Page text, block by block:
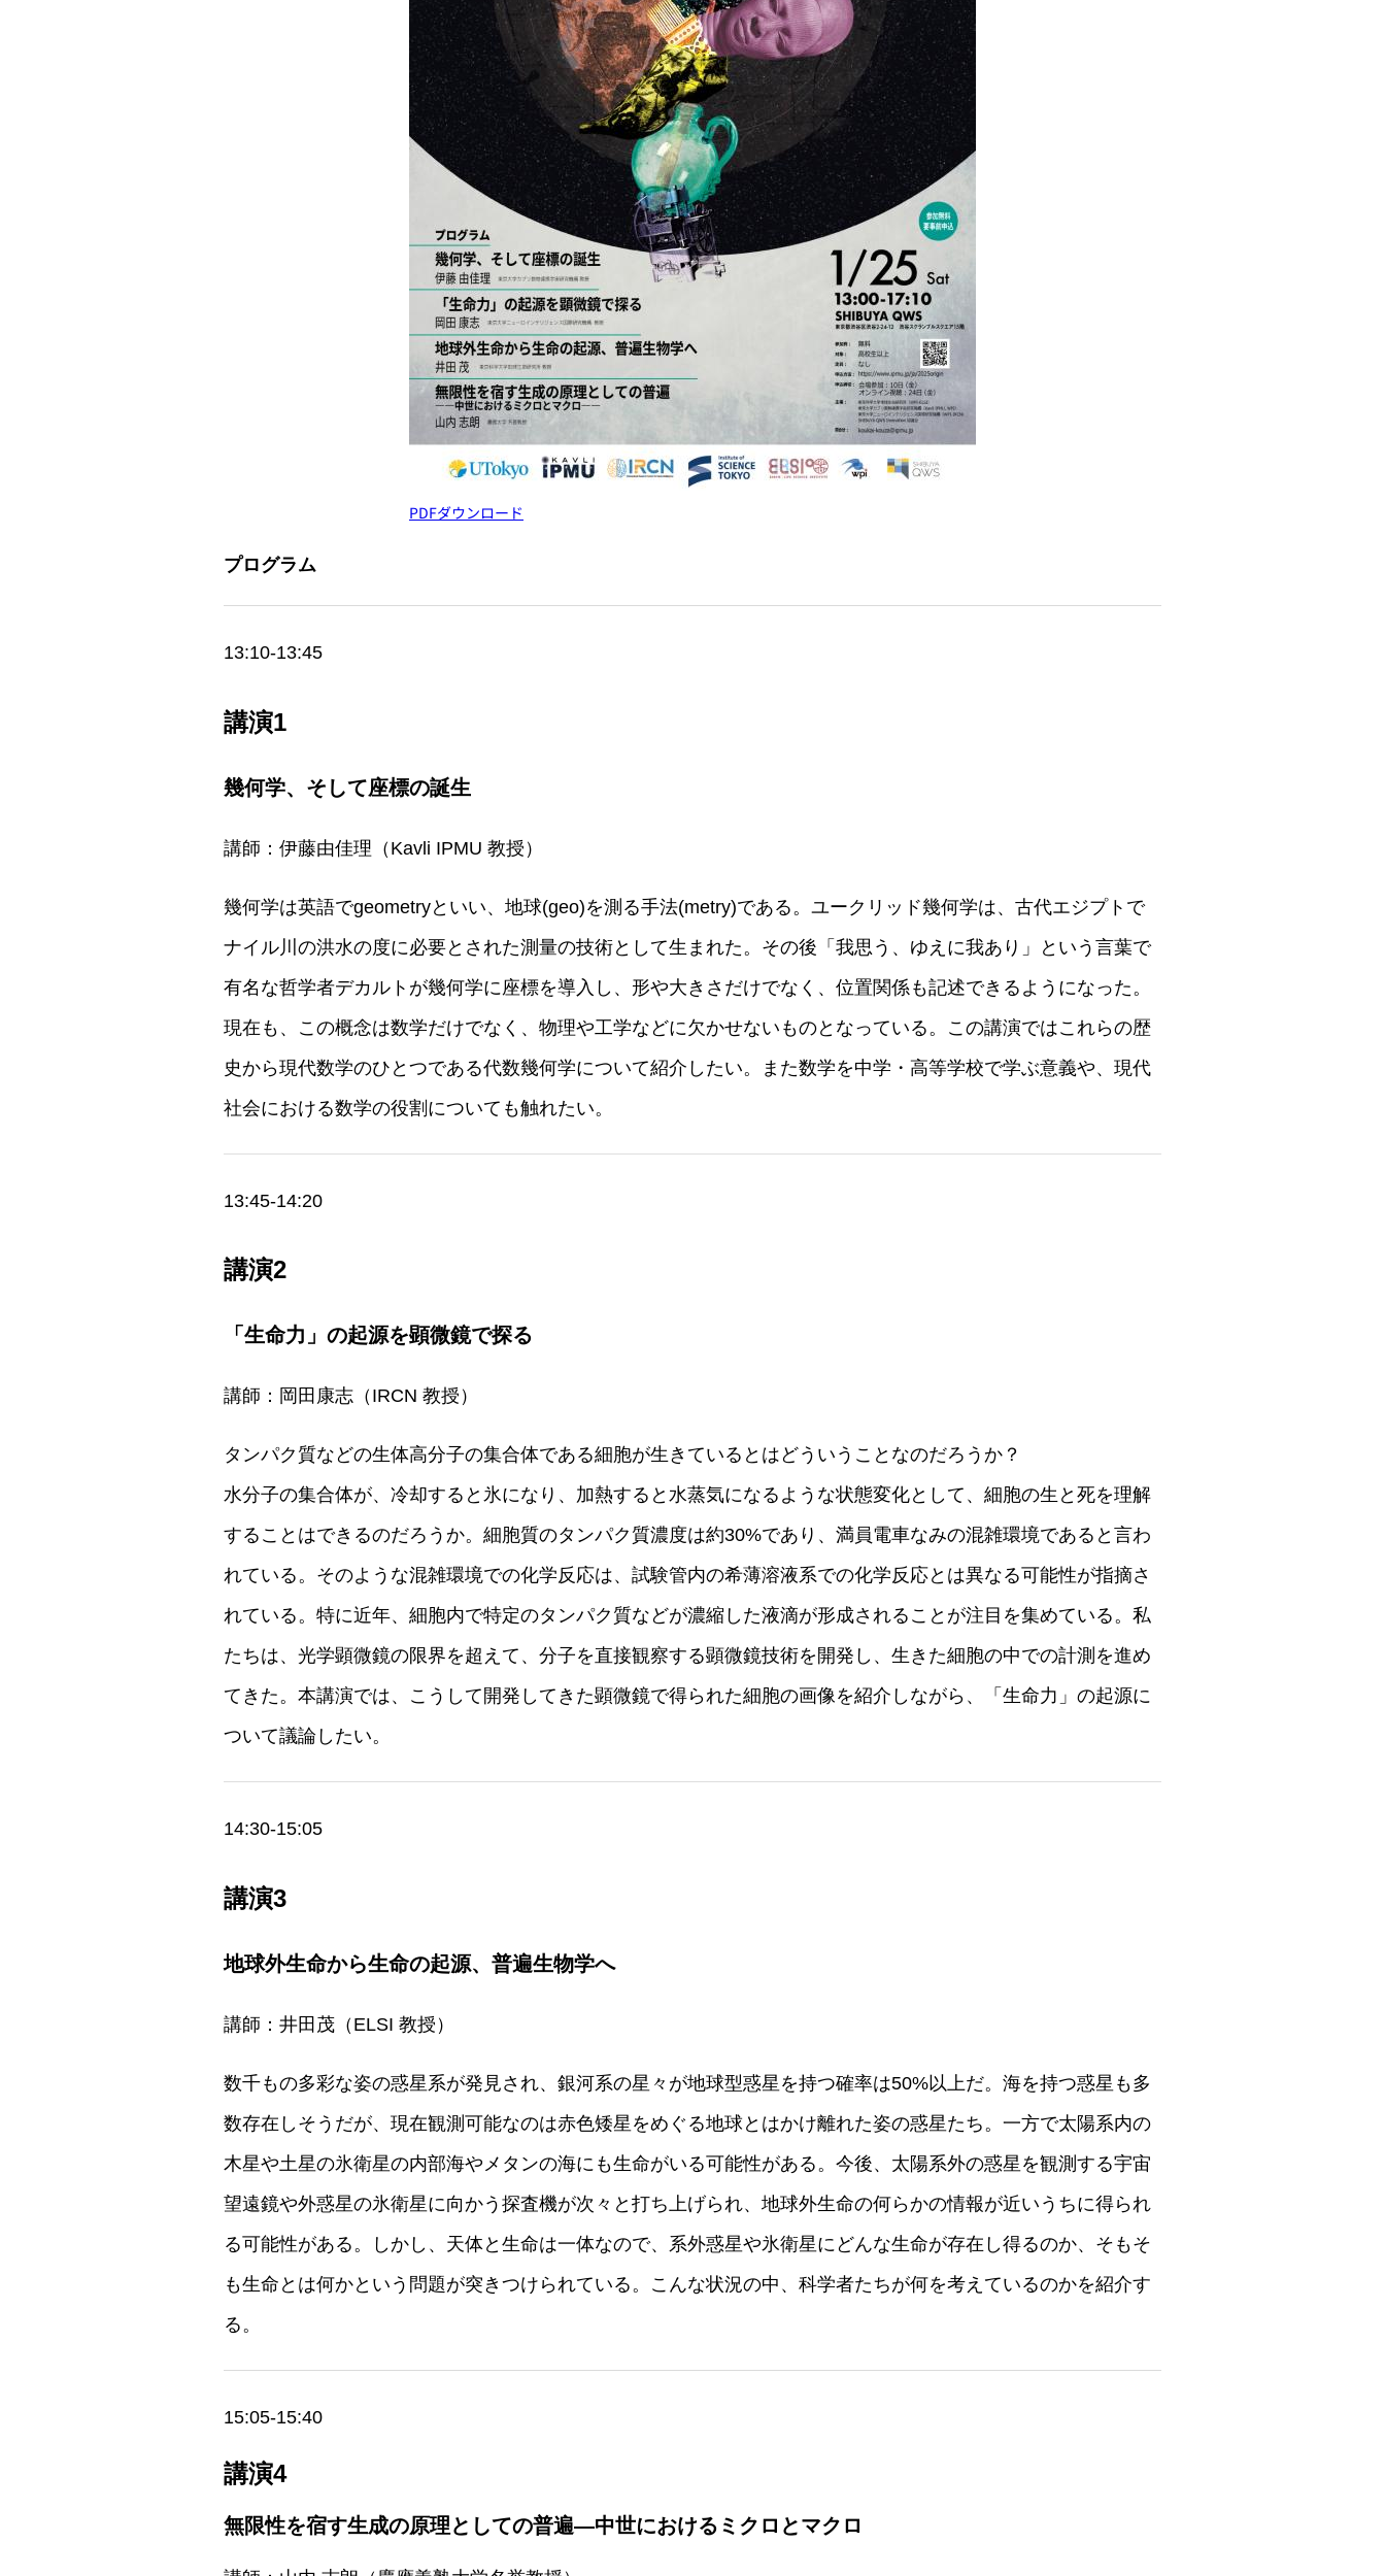
PDFダウンロード
プログラム
13:10-13:45
講演1
幾何学、そして座標の誕生
講師：伊藤由佳理（Kavli IPMU 教授）
幾何学は英語でgeometryといい、地球(geo)を測る手法(metry)である。ユークリッド幾何学は、古代エジプトで
ナイル川の洪水の度に必要とされた測量の技術として生まれた。その後「我思う、ゆえに我あり」という言葉で
有名な哲学者デカルトが幾何学に座標を導入し、形や大きさだけでなく、位置関係も記述できるようになった。
現在も、この概念は数学だけでなく、物理や工学などに欠かせないものとなっている。この講演ではこれらの歴
史から現代数学のひとつである代数幾何学について紹介したい。また数学を中学・高等学校で学ぶ意義や、現代
社会における数学の役割についても触れたい。
13:45-14:20
講演2
「生命力」の起源を顕微鏡で探る
講師：岡田康志（IRCN 教授）
タンパク質などの生体高分子の集合体である細胞が生きているとはどういうことなのだろうか？
水分子の集合体が、冷却すると氷になり、加熱すると水蒸気になるような状態変化として、細胞の生と死を理解
することはできるのだろうか。細胞質のタンパク質濃度は約30%であり、満員電車なみの混雑環境であると言わ
れている。そのような混雑環境での化学反応は、試験管内の希薄溶液系での化学反応とは異なる可能性が指摘さ
れている。特に近年、細胞内で特定のタンパク質などが濃縮した液滴が形成されることが注目を集めている。私
たちは、光学顕微鏡の限界を超えて、分子を直接観察する顕微鏡技術を開発し、生きた細胞の中での計測を進め
てきた。本講演では、こうして開発してきた顕微鏡で得られた細胞の画像を紹介しながら、「生命力」の起源に
ついて議論したい。
14:30-15:05
講演3
地球外生命から生命の起源、普遍生物学へ
講師：井田茂（ELSI 教授）
数千もの多彩な姿の惑星系が発見され、銀河系の星々が地球型惑星を持つ確率は50%以上だ。海を持つ惑星も多
数存在しそうだが、現在観測可能なのは赤色矮星をめぐる地球とはかけ離れた姿の惑星たち。一方で太陽系内の
木星や土星の氷衛星の内部海やメタンの海にも生命がいる可能性がある。今後、太陽系外の惑星を観測する宇宙
望遠鏡や外惑星の氷衛星に向かう探査機が次々と打ち上げられ、地球外生命の何らかの情報が近いうちに得られ
る可能性がある。しかし、天体と生命は一体なので、系外惑星や氷衛星にどんな生命が存在し得るのか、そもそ
も生命とは何かという問題が突きつけられている。こんな状況の中、科学者たちが何を考えているのかを紹介す
る。
15:05-15:40
講演4
無限性を宿す生成の原理としての普遍―中世におけるミクロとマクロ